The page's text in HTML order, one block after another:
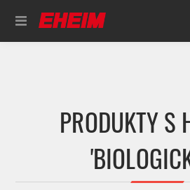
PRODUKTY S